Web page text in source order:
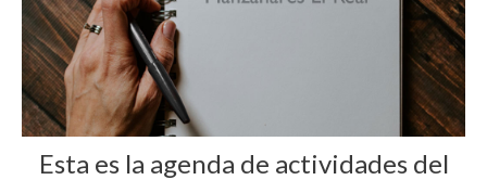
Esta es la agenda de actividades del